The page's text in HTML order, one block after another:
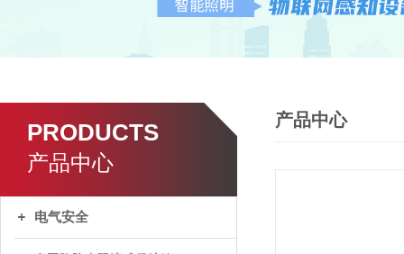
PRODUCTS
产品中心
电气安全
产品中心